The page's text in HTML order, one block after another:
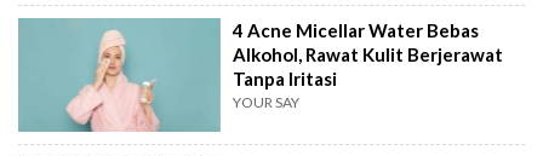
4 Acne Micellar Water Bebas
Alkohol, Rawat Kulit Berjerawat
Tanpa Iritasi
YOUR SAY